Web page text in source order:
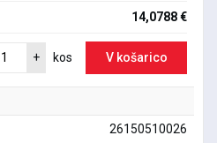
14,0788 €
+ kos V košarico
26150510026